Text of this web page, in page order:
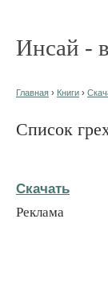
Инсай -
Главная › Книги ›
Список
Скачать
Реклама